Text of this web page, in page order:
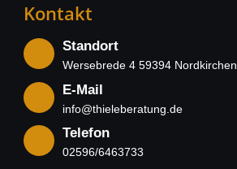
Kontakt
Standort
Wersebrede 4 59394 Nordkirchen
E-Mail
info@thieleberatung.de
Telefon
02596/6463733